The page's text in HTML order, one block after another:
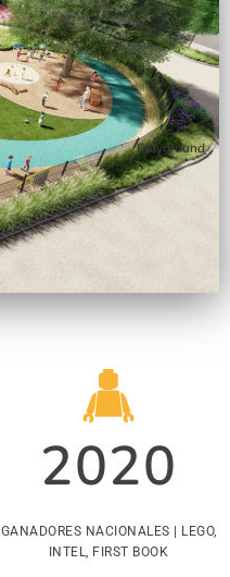
Playground
2020
GANADORES NACIONALES | LEGO,
INTEL, FIRST BOOK